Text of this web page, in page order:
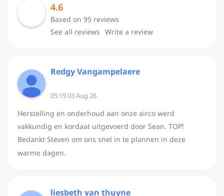
4.6
Based on 95 reviews
See all reviews Write a review
Redgy Vangampelaere
05:19 03 Aug 26
Herstelling en onderhoud aan onze airco werd
vakkundig en kordaat uitgevoerd door Sean. TOP!
Bedankt Steven om ons snel in te plannen in deze
warme dagen.
liesbeth van thuyne